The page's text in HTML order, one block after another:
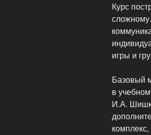
Курс
игры и
Базовый
в
И.А.